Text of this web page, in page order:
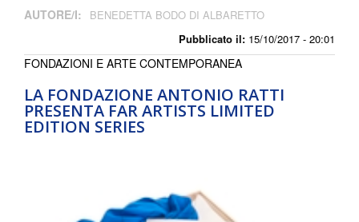
Pubblicato il: 15/10/2017 - 20:01
AUTORE/I: BENEDETTA BODO DI ALBARETTO
LA FONDAZIONE ANTONIO RATTI
PRESENTA FAR ARTISTS LIMITED
EDITION SERIES
FONDAZIONI E ARTE CONTEMPORANEA